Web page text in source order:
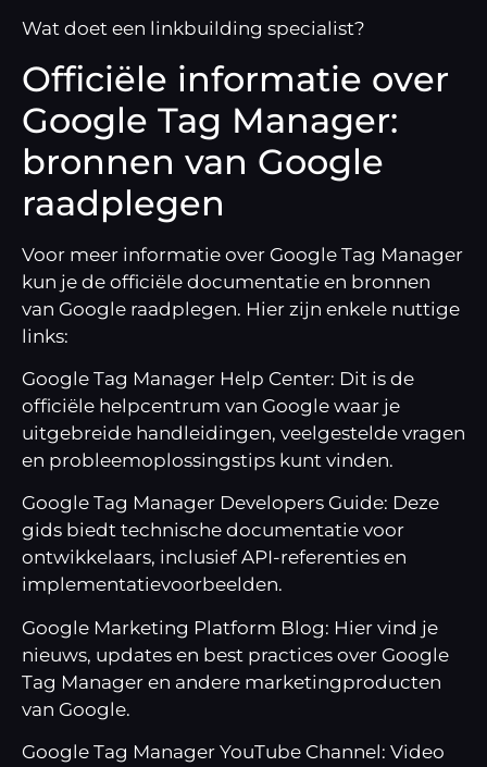
Wat doet een linkbuilding specialist?
Officiële informatie over
Google Tag Manager:
bronnen van Google
raadplegen
Voor meer informatie over Google Tag Manager
kun je de officiële documentatie en bronnen
van Google raadplegen. Hier zijn enkele nuttige
links:
Google Tag Manager Help Center: Dit is de
officiële helpcentrum van Google waar je
uitgebreide handleidingen, veelgestelde vragen
en probleemoplossingstips kunt vinden.
Google Tag Manager Developers Guide: Deze
gids biedt technische documentatie voor
ontwikkelaars, inclusief API-referenties en
implementatievoorbeelden.
Google Marketing Platform Blog: Hier vind je
nieuws, updates en best practices over Google
Tag Manager en andere marketingproducten
van Google.
Google Tag Manager YouTube Channel: Video